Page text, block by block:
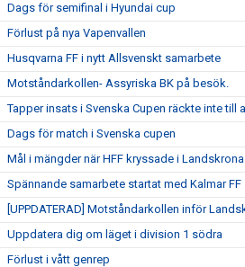
Dags för semifinal i Hyundai cup
Förlust på nya Vapenvallen
Husqvarna FF i nytt Allsvenskt samarbete
Motståndarkollen- Assyriska BK på besök.
Tapper insats i Svenska Cupen räckte inte till
Dags för match i Svenska cupen
Mål i mängder när HFF kryssade i Landskrona
Spännande samarbete startat med Kalmar FF
[UPPDATERAD] Motståndarkollen inför
Uppdatera dig om läget i division 1 södra
Förlust i vått genrep